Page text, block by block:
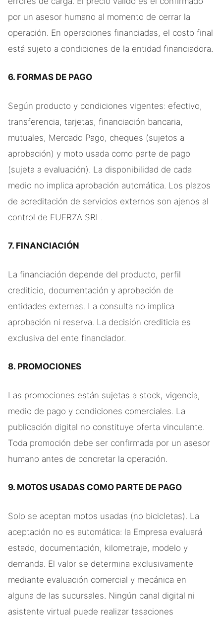
por un asesor humano al momento de cerrar la
operación. En operaciones financiadas, el costo final
está sujeto a condiciones de la entidad financiadora.
6. FORMAS DE PAGO
Según producto y condiciones vigentes: efectivo,
transferencia, tarjetas, financiación bancaria,
mutuales, Mercado Pago, cheques (sujetos a
aprobación) y moto usada como parte de pago
(sujeta a evaluación). La disponibilidad de cada
medio no implica aprobación automática. Los plazos
de acreditación de servicios externos son ajenos al
control de FUERZA SRL.
7. FINANCIACIÓN
La financiación depende del producto, perfil
crediticio, documentación y aprobación de
entidades externas. La consulta no implica
aprobación ni reserva. La decisión crediticia es
exclusiva del ente financiador.
8. PROMOCIONES
Las promociones están sujetas a stock, vigencia,
medio de pago y condiciones comerciales. La
publicación digital no constituye oferta vinculante.
Toda promoción debe ser confirmada por un asesor
humano antes de concretar la operación.
9. MOTOS USADAS COMO PARTE DE PAGO
Solo se aceptan motos usadas (no bicicletas). La
aceptación no es automática: la Empresa evaluará
estado, documentación, kilometraje, modelo y
demanda. El valor se determina exclusivamente
mediante evaluación comercial y mecánica en
alguna de las sucursales. Ningún canal digital ni
asistente virtual puede realizar tasaciones